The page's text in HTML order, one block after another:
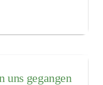
uns gegangen